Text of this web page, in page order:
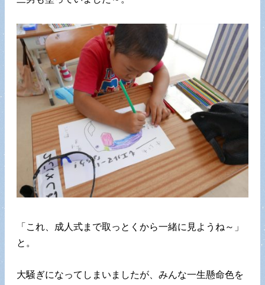
「これ、成人式まで取っとくから一緒に見ようね～」
と。
大騒ぎになってしまいましたが、みんな一生懸命色を